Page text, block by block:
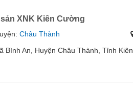
XNK Kiên Cường
Châu Thành
Bình An, Huyện Châu Thành, Tỉnh Kiên